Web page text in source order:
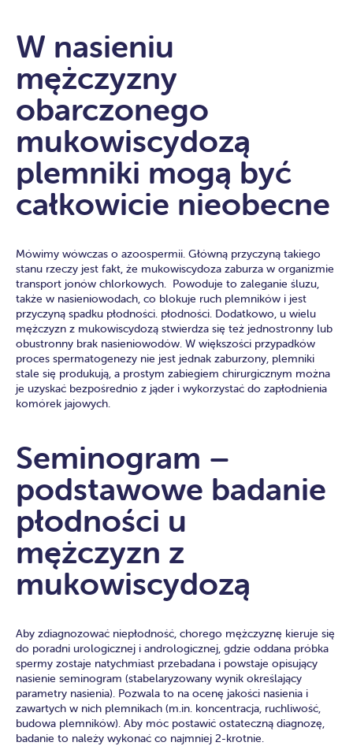
W nasieniu
mężczyzny
obarczonego
mukowiscydozą
plemniki mogą być
całkowicie nieobecne
Mówimy wówczas o azoospermii. Główną przyczyną takiego
stanu rzeczy jest fakt, że mukowiscydoza zaburza w organizmie
transport jonów chlorkowych. Powoduje to zaleganie śluzu,
także w nasieniowodach, co blokuje ruch plemników i jest
przyczyną spadku płodności. płodności. Dodatkowo, u wielu
mężczyzn z mukowiscydozą stwierdza się też jednostronny lub
obustronny brak nasieniowodów. W większości przypadków
proces spermatogenezy nie jest jednak zaburzony, plemniki
stale się produkują, a prostym zabiegiem chirurgicznym można
je uzyskać bezpośrednio z jąder i wykorzystać do zapłodnienia
komórek jajowych.
Seminogram –
podstawowe badanie
płodności u
mężczyzn z
mukowiscydozą
Aby zdiagnozować niepłodność, chorego mężczyznę kieruje się
do poradni urologicznej i andrologicznej, gdzie oddana próbka
spermy zostaje natychmiast przebadana i powstaje opisujący
nasienie seminogram (stabelaryzowany wynik określający
parametry nasienia). Pozwala to na ocenę jakości nasienia i
zawartych w nich plemnikach (m.in. koncentracja, ruchliwość,
budowa plemników). Aby móc postawić ostateczną diagnozę,
badanie to należy wykonać co najmniej 2-krotnie.